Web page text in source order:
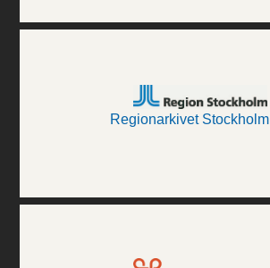
Regionarkivet Stockholm